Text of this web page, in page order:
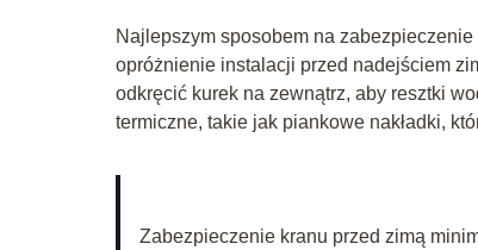
Najlepszym sposobem na
opróżnienie instalacji przed nadejściem
odkręcić kurek na zewnątrz, aby resztki
termiczne, takie jak piankowe nakładki,
Zabezpieczenie kranu przed zimą